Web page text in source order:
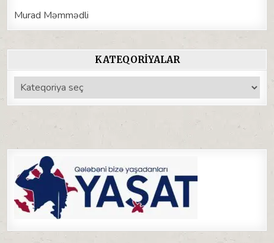
Murad Məmmədli
KATEQORIYALAR
Kateqoriyalar